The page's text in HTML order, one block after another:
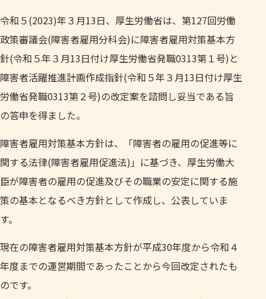
令和５(2023)年３月13日、厚生労働省は、第127回労働
政策審議会(障害者雇用分科会)に障害者雇用対策基本方
針(令和５年３月13日付け厚生労働省発職0313第１号)と
障害者活躍推進計画作成指針(令和５年３月13日付け厚生
労働省発職0313第２号)の改定案を諮問し妥当である旨
の答申を得ました。
障害者雇用対策基本方針は、「障害者の雇用の促進等に
関する法律(障害者雇用促進法)」に基づき、厚生労働大
臣が障害者の雇用の促進及びその職業の安定に関する施
策の基本となるべき方針として作成し、公表していま
す。
現在の障害者雇用対策基本方針が平成30年度から令和４
年度までの運営期間であったことから今回改定されたも
のです。